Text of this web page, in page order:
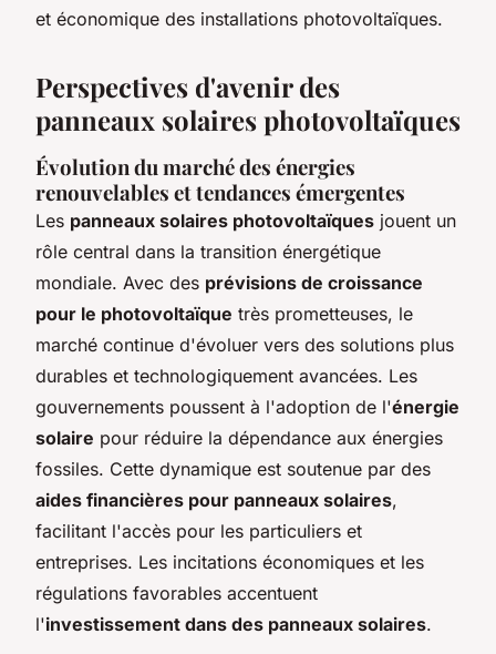
et économique des installations photovoltaïques.
Perspectives d'avenir des
panneaux solaires photovoltaïques
Évolution du marché des énergies
renouvelables et tendances émergentes
Les panneaux solaires photovoltaïques jouent un
rôle central dans la transition énergétique
mondiale. Avec des prévisions de croissance
pour le photovoltaïque très prometteuses, le
marché continue d'évoluer vers des solutions plus
durables et technologiquement avancées. Les
gouvernements poussent à l'adoption de l'énergie
solaire pour réduire la dépendance aux énergies
fossiles. Cette dynamique est soutenue par des
aides financières pour panneaux solaires,
facilitant l'accès pour les particuliers et
entreprises. Les incitations économiques et les
régulations favorables accentuent
l'investissement dans des panneaux solaires.